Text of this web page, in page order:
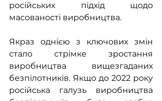
російських підхід щодо
масованості виробництва.
Якраз однією з ключових змін
стало стрімке зростання
виробництва вищезгаданих
безпілотників. Якщо до 2022 року
російська галузь виробництва